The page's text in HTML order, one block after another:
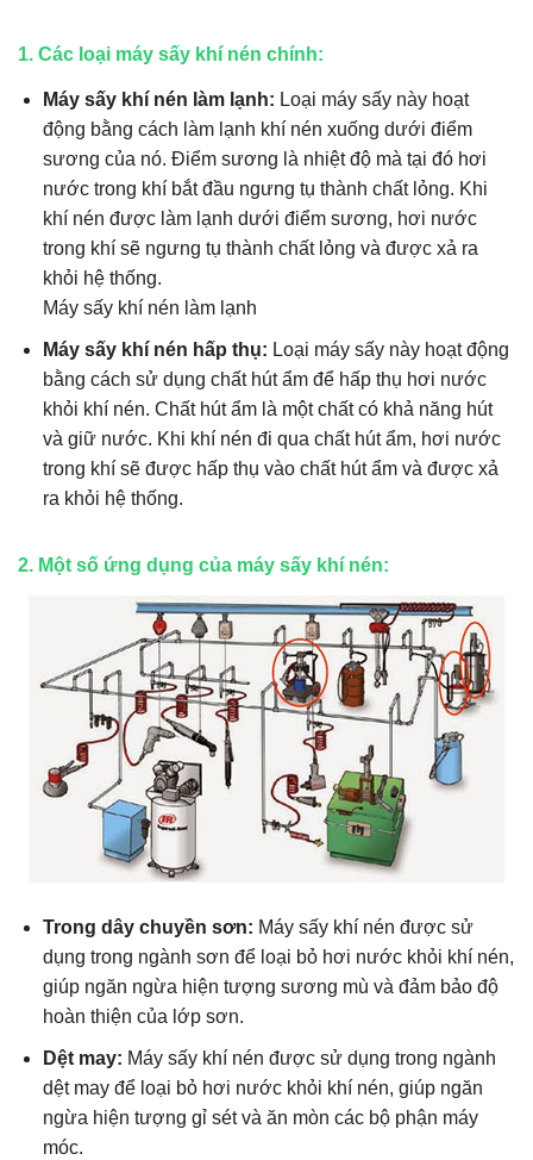
1. Các loại máy sấy khí nén chính:
Máy sấy khí nén làm lạnh: Loại máy sấy này hoạt
động bằng cách làm lạnh khí nén xuống dưới điểm
sương của nó. Điểm sương là nhiệt độ mà tại đó hơi
nước trong khí bắt đầu ngưng tụ thành chất lỏng. Khi
khí nén được làm lạnh dưới điểm sương, hơi nước
trong khí sẽ ngưng tụ thành chất lỏng và được xả ra
khỏi hệ thống.
Máy sấy khí nén làm lạnh
Máy sấy khí nén hấp thụ: Loại máy sấy này hoạt động
bằng cách sử dụng chất hút ẩm để hấp thụ hơi nước
khỏi khí nén. Chất hút ẩm là một chất có khả năng hút
và giữ nước. Khi khí nén đi qua chất hút ẩm, hơi nước
trong khí sẽ được hấp thụ vào chất hút ẩm và được xả
ra khỏi hệ thống.
2. Một số ứng dụng của máy sấy khí nén:
Trong dây chuyền sơn: Máy sấy khí nén được sử
dụng trong ngành sơn để loại bỏ hơi nước khỏi khí nén,
giúp ngăn ngừa hiện tượng sương mù và đảm bảo độ
hoàn thiện của lớp sơn.
Dệt may: Máy sấy khí nén được sử dụng trong ngành
dệt may để loại bỏ hơi nước khỏi khí nén, giúp ngăn
ngừa hiện tượng gỉ sét và ăn mòn các bộ phận máy
móc.